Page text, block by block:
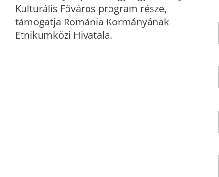
Kulturális Főváros program része,
támogatja Románia Kormányának
Etnikumközi Hivatala.